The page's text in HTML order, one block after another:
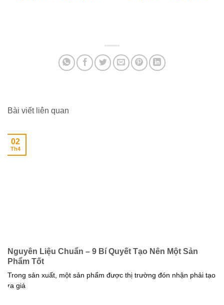
Bài viết liên quan
Nguyên Liệu Chuẩn – 9 Bí Quyết Tạo Nên Một Sản
Phẩm Tốt
Trong sản xuất, một sản phẩm được thị trường đón nhận phải tạo
ra giá
02
Th4